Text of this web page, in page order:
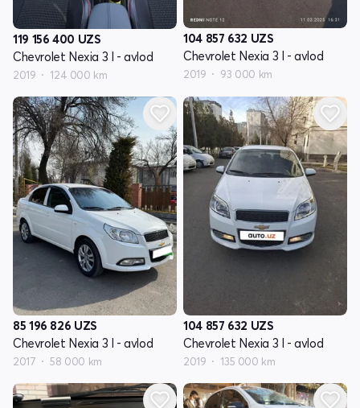
119 156 400 UZS
Chevrolet Nexia 3 I - avlod
2019 124 000 km
104 857 632 UZS
Chevrolet Nexia 3 I - avlod
2019 93 000 km
85 196 826 UZS
Chevrolet Nexia 3 I - avlod
2017 58 000 km
104 857 632 UZS
Chevrolet Nexia 3 I - avlod
2019 135 000 km